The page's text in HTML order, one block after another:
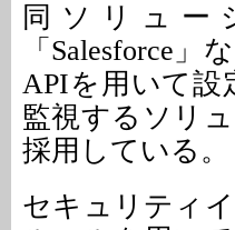
同ソリュー
「Salesforce
APIを用いて設
監視するソリ
採用している。
セキュリティ